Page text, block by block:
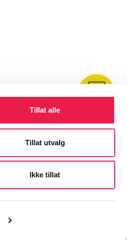
Tillat alle
Tillat utvalg
Ikke tillat
Kontakt